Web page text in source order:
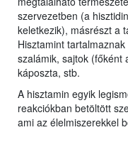
szervezetben (a
keletkezik), másrészt a
Hisztamint
szalámik, sajtok (főként
káposzta, stb.
A hisztamin egyik
reakciókban betöltött
ami az élelmiszerekkel